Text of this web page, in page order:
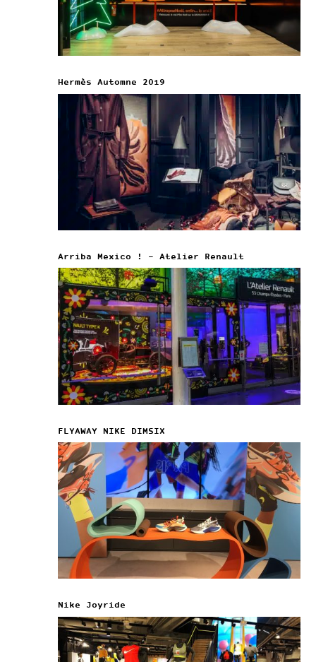
Hermès Automne 2019
Arriba Mexico ! – Atelier Renault
FLYAWAY NIKE DIMSIX
Nike Joyride